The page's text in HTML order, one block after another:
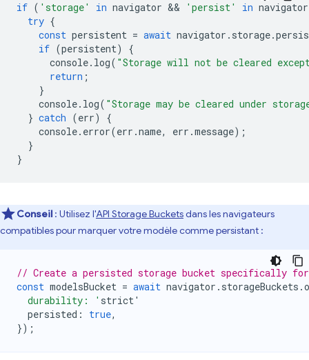
if ( 'storage' in navigator && 'persist' in navigator
try {
const persistent = await navigator . storage.
if (persistent)
{
console. log( "Storage will not be cleared
return ;
}
console. log( "Storage may be cleared under
} catch (err)
{
console. error(err .name, err .message);
}
}
Conseil : Utilisez l'API Storage Bucketsdans les navigateurs
compatibles pour marquer votre modèle comme persistant :
// Create a persisted storage bucket specifically for
const modelsBucket = await navigator . storageBuckets .
  durability: '
strict'
persisted : true,
});